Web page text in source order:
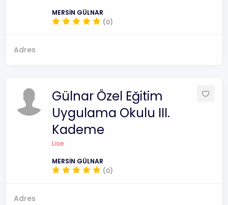
MERSİN GÜLNAR
(0)
Adres
Gülnar Özel Eğitim
Uygulama Okulu III.
Kademe
Lise
MERSİN GÜLNAR
(0)
Adres